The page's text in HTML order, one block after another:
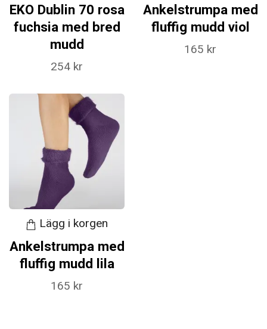
EKO Dublin 70 rosa
fuchsia med bred
mudd
254 kr
Ankelstrumpa med
fluffig mudd viol
165 kr
Lägg i korgen
Ankelstrumpa med
fluffig mudd lila
165 kr